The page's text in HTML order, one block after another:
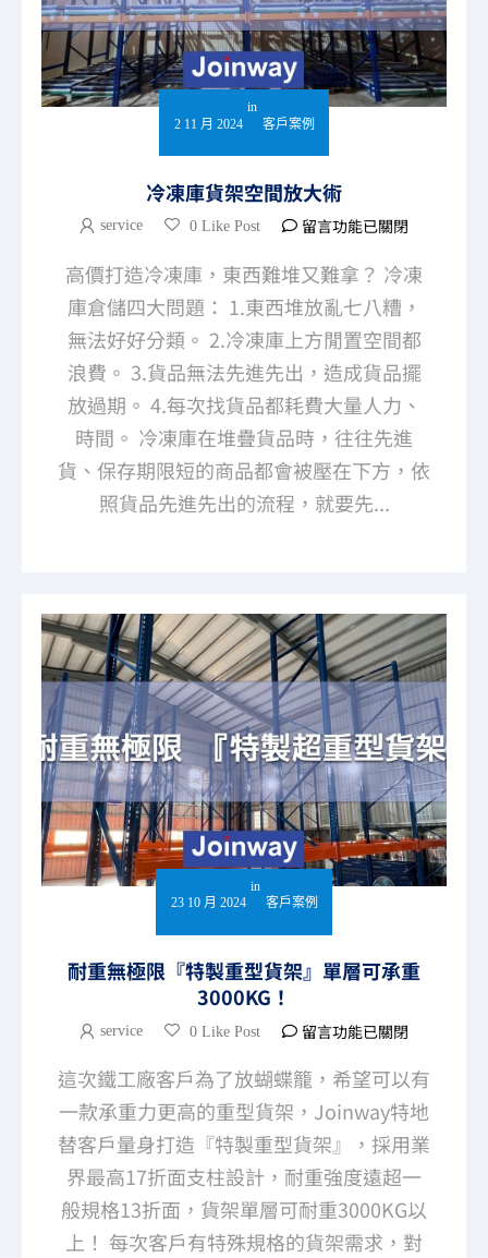
2 11 月 2024
in
客戶案例
冷凍庫貨架空間放大術
service 0 Like Post 留言功能已關閉
高價打造冷凍庫，東西難堆又難拿？ 冷凍
庫倉儲四大問題： 1.東西堆放亂七八糟，
無法好好分類。 2.冷凍庫上方閒置空間都
浪費。 3.貨品無法先進先出，造成貨品擺
放過期。 4.每次找貨品都耗費大量人力、
時間。 冷凍庫在堆疊貨品時，往往先進
貨、保存期限短的商品都會被壓在下方，依
照貨品先進先出的流程，就要先...
23 10 月 2024
in
客戶案例
耐重無極限『特製重型貨架』單層可承重
3000KG！
service 0 Like Post 留言功能已關閉
這次鐵工廠客戶為了放蝴蝶籠，希望可以有
一款承重力更高的重型貨架，Joinway特地
替客戶量身打造『特製重型貨架』，採用業
界最高17折面支柱設計，耐重強度遠超一
般規格13折面，貨架單層可耐重3000KG以
上！ 每次客戶有特殊規格的貨架需求，對